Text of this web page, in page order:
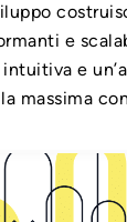
e
e
massima